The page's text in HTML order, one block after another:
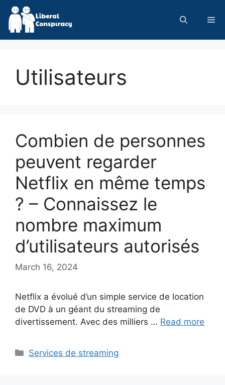
Skip
content
Utilisateurs
Combien de personnes
peuvent regarder
Netflix en même temps
? – Connaissez le
nombre maximum
d’utilisateurs autorisés
March 16, 2024
Netflix a évolué d’un simple service de location
de DVD à un géant du streaming de
divertissement. Avec des milliers … Read more
Categories
Services de streaming